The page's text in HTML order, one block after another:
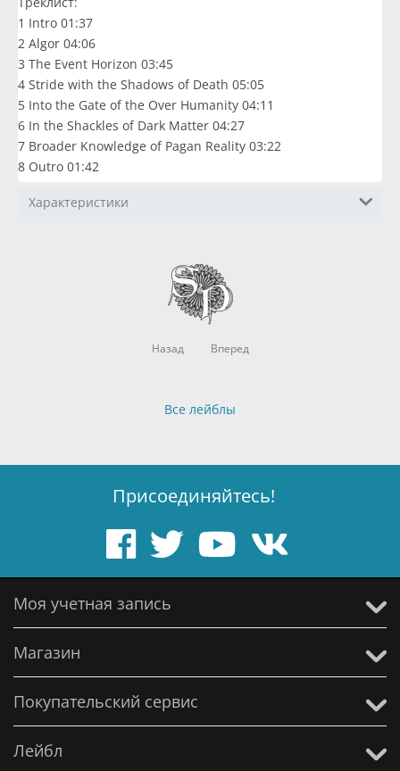
1 Intro 01:37
2 Algor 04:06
3 The Event Horizon 03:45
4 Stride with the Shadows of Death 05:05
5 Into the Gate of the Over Humanity 04:11
6 In the Shackles of Dark Matter 04:27
7 Broader Knowledge of Pagan Reality 03:22
8 Outro 01:42
Характеристики
Назад Вперед
Все лейблы
Присоединяйтесь!
Моя учетная запись
Магазин
Покупательский сервис
Лейбл